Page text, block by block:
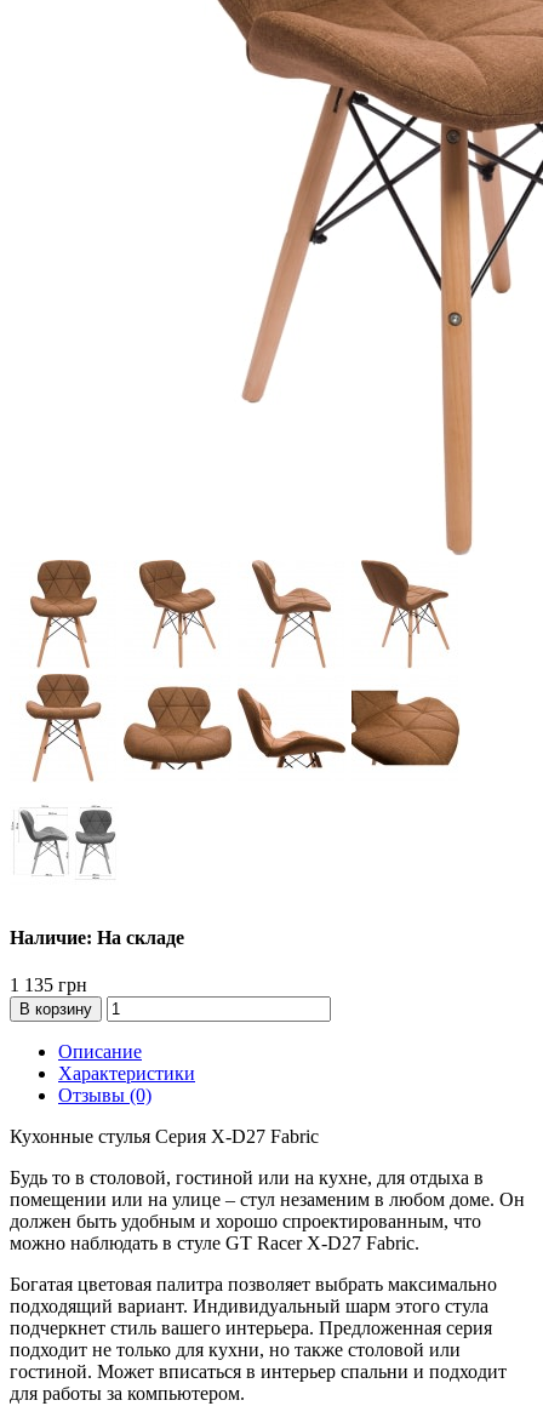
Наличие: На складе
1 135 грн
В корзину
Описание
Характеристики
Отзывы (0)
Кухонные стулья Серия X-D27 Fabric
Будь то в столовой, гостиной или на кухне, для отдыха в
помещении или на улице – стул незаменим в любом доме. Он
должен быть удобным и хорошо спроектированным, что
можно наблюдать в стуле GT Racer X-D27 Fabric.
Богатая цветовая палитра позволяет выбрать максимально
подходящий вариант. Индивидуальный шарм этого стула
подчеркнет стиль вашего интерьера. Предложенная серия
подходит не только для кухни, но также столовой или
гостиной. Может вписаться в интерьер спальни и подходит
для работы за компьютером.